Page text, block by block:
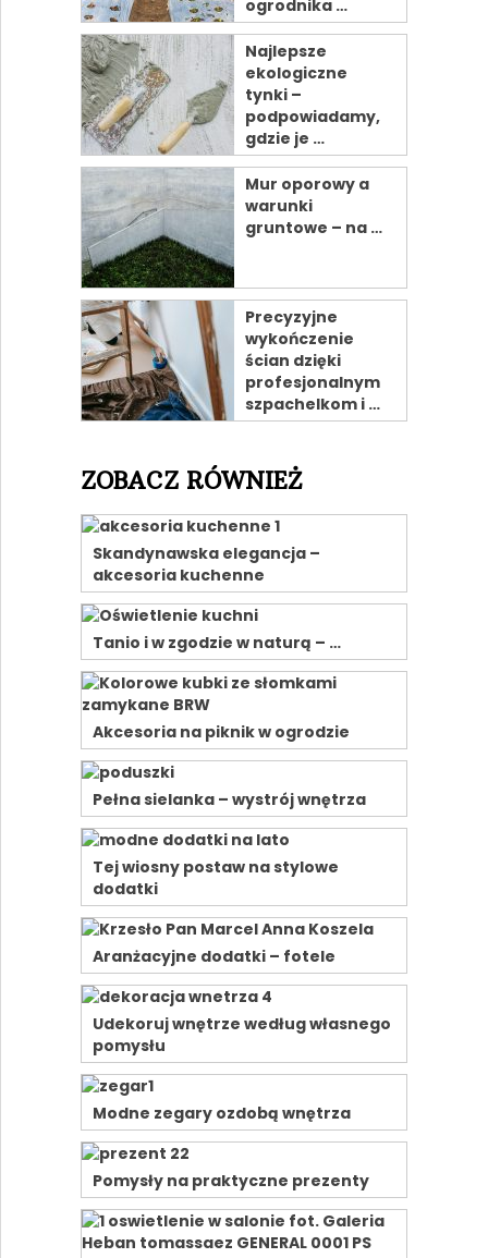
ogrodnika …
Najlepsze
ekologiczne
tynki –
podpowiadamy,
gdzie je …
Mur oporowy a
warunki
gruntowe – na …
Precyzyjne
wykończenie
ścian dzięki
profesjonalnym
szpachelkom i …
ZOBACZ RÓWNIEŻ
Skandynawska elegancja –
akcesoria kuchenne
Tanio i w zgodzie w naturą – …
Akcesoria na piknik w ogrodzie
Pełna sielanka – wystrój wnętrza
Tej wiosny postaw na stylowe
dodatki
Aranżacyjne dodatki – fotele
Udekoruj wnętrze według własnego
pomysłu
Modne zegary ozdobą wnętrza
Pomysły na praktyczne prezenty